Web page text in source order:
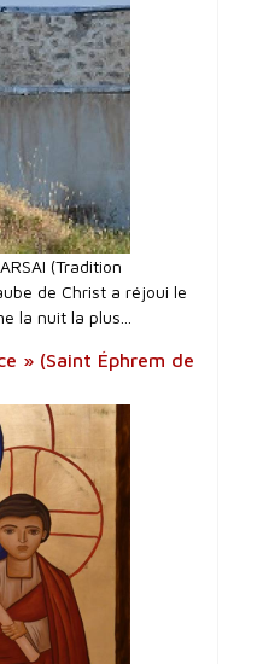
(Tradition
de Christ a réjoui le
la nuit la plus...
» (Saint Éphrem de